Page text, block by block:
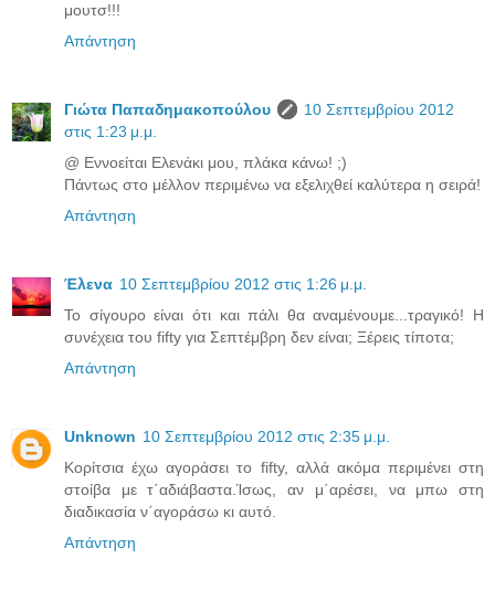
μουτσ!!!
Απάντηση
Γιώτα Παπαδημακοπούλου
10 Σεπτεμβρίου 2012
στις 1:23 μ.μ.
@ Εννοείται Ελενάκι μου, πλάκα κάνω! ;)
Πάντως στο μέλλον περιμένω να εξελιχθεί καλύτερα η σειρά!
Απάντηση
Έλενα 10 Σεπτεμβρίου 2012 στις 1:26 μ.μ.
Το σίγουρο είναι ότι και πάλι θα αναμένουμε...τραγικό! Η
συνέχεια του fifty για Σεπτέμβρη δεν είναι; Ξέρεις τίποτα;
Απάντηση
Unknown 10 Σεπτεμβρίου 2012 στις 2:35 μ.μ.
Κορίτσια έχω αγοράσει το fifty, αλλά ακόμα περιμένει στη
στοίβα με τ΄αδιάβαστα.Ίσως, αν μ΄αρέσει, να μπω στη
διαδικασία ν΄αγοράσω κι αυτό.
Απάντηση